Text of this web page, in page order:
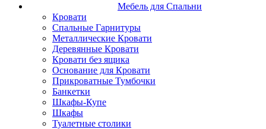
Мебель для Спальни
Кровати
Спальные Гарнитуры
Металлические Кровати
Деревянные Кровати
Кровати без ящика
Основание для Кровати
Прикроватные Тумбочки
Банкетки
Шкафы-Купе
Шкафы
Туалетные столики